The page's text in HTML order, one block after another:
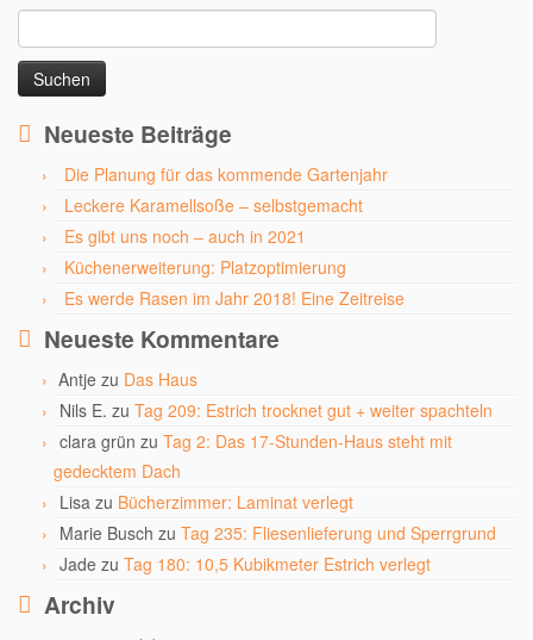
nach:
Neueste Beiträge
Die Planung für das kommende Gartenjahr
Leckere Karamellsoße – selbstgemacht
Es gibt uns noch – auch in 2021
Küchenerweiterung: Platzoptimierung
Es werde Rasen im Jahr 2018! Eine Zeitreise
Neueste Kommentare
Antje zu Das Haus
Nils E. zu Tag 209: Estrich trocknet gut + weiter spachteln
clara grün zu Tag 2: Das 17-Stunden-Haus steht mit
gedecktem Dach
Lisa zu Bücherzimmer: Laminat verlegt
Marie Busch zu Tag 235: Fliesenlieferung und Sperrgrund
Jade zu Tag 180: 10,5 Kubikmeter Estrich verlegt
Archiv